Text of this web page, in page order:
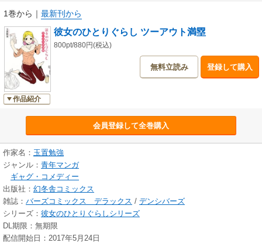
1巻から ｜ 最新刊から
作品紹介
彼女のひとりぐらし ツーアウト満塁
800pt/880円(税込)
無料立読み 登録して購入
会員登録して全巻購入
作家名： 玉置勉強
ジャンル： 青年マンガ
ギャグ・コメディー
出版社： 幻冬舎コミックス
雑誌： バーズコミックス デラックス / デンシバーズ
シリーズ： 彼女のひとりぐらしシリーズ
DL期限：無期限
配信開始日：2017年5月24日